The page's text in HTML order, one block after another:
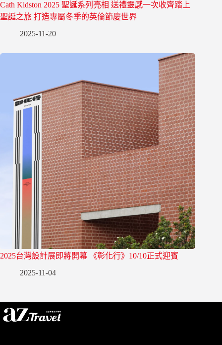
Cath Kidston 2025 聖誕系列亮相 送禮靈感一次收齊踏上
聖誕之旅 打造專屬冬季的英倫節慶世界
2025-11-20
2025台灣設計展即將開幕 《彰化行》10/10正式迎賓
2025-11-04